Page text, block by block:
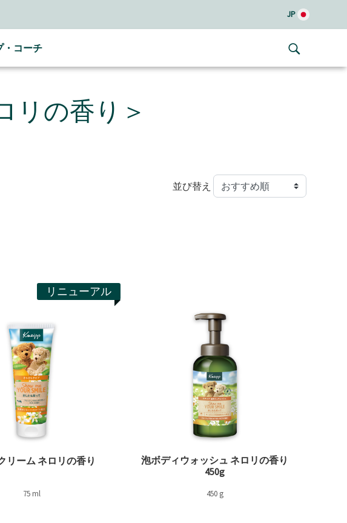
JP
・コーチ
リの香り＞
並び替え
リニューアル
リーム ネロリの香り
75 ml
泡ボディウォッシュ ネロリの香り
450g
450 g